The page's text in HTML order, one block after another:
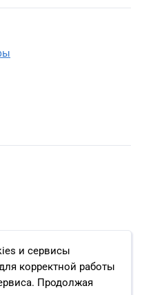
и сервисы
корректной работы
Продолжая